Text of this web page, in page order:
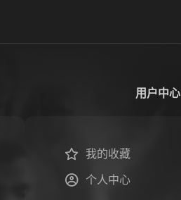
用户中心
我的收藏
个人中心